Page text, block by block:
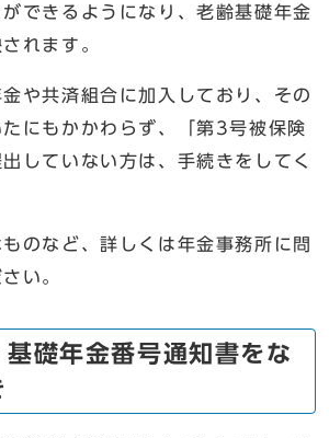
できるようになり、老齢基礎年金
れます。
や共済組合に加入しており、その
にもかかわらず、「第3号被保険
していない方は、手続きをしてく
のなど、詳しくは年金事務所に問
い。
礎年金番号通知書をな